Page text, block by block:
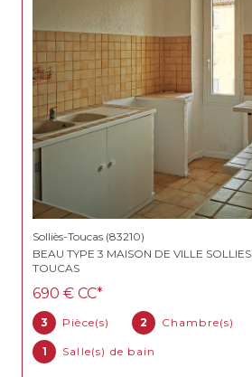
Solliès-Toucas (83210)
BEAU TYPE 3 MAISON DE VILLE SOLLIES
TOUCAS
690 € CC*
3 Pièce(s) 2 Chambre(s)
1 Salle(s) de bain